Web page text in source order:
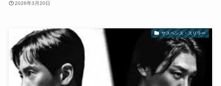
2026年3月20日
サスペンス・スリラー